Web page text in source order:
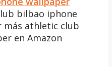
bilbao iphone
más athletic club
en Amazon